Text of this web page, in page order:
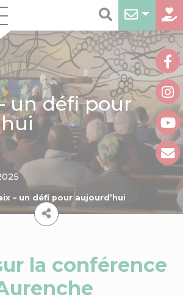
un défi pour
– un défi pour aujourd’hui
la conférence